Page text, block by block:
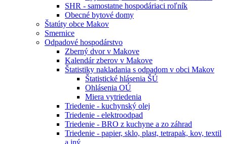
SHR - samostatne hospodáriaci roľník
Obecné bytové domy
Štatúty obce Makov
Smernice
Odpadové hospodárstvo
Zberný dvor v Makove
Kalendár zberov v Makove
Štatistiky nakladania s odpadom v obci Makov
Štatistické hlásenia ŠÚ
Ohlásenia OÚ
Miera vytriedenia
Triedenie - kuchynský olej
Triedenie - elektroodpad
Triedenie - BRO z kuchyne a zo záhrad
Triedenie - papier, sklo, plast, tetrapak, kov, textil
a iný